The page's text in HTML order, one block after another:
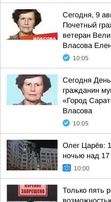
Сегодня, 9
Почетный
ветеран
Власова
10:05
Сегодня
гражданин
«Город
Власова
10:05
Олег Царёв:
ночью над
10:00
Только пять